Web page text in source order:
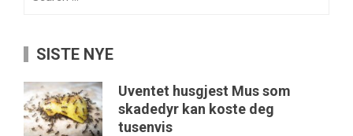
SISTE NYE
Uventet husgjest Mus som
skadedyr kan koste deg
tusenvis